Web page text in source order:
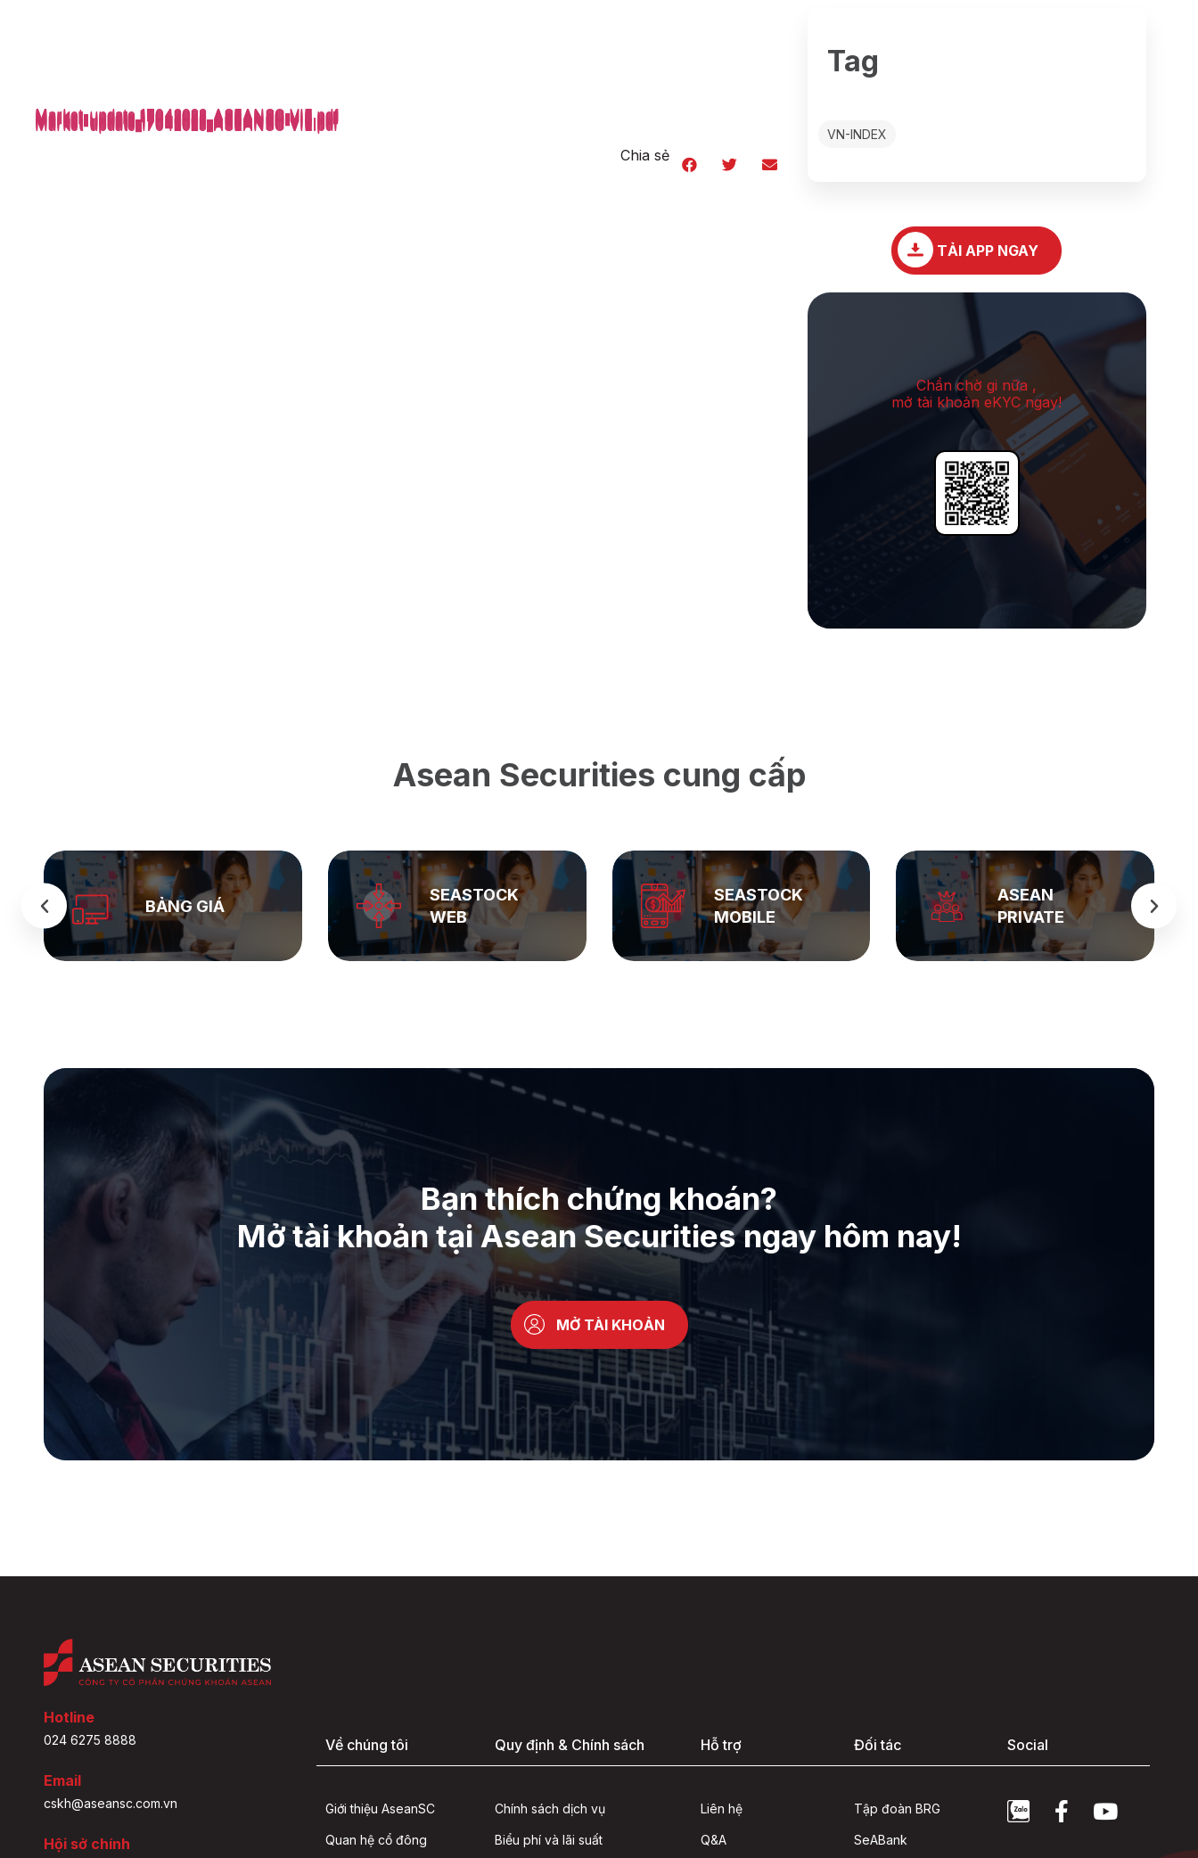
Market-update_17042023_ASEANSC-VIE.pdf
Market-update_17042023_ASEANSC-VIE.pdf
Market-update_17042023_ASEANSC-VIE.pdf
Market-update_17042023_ASEANSC-VIE.pdf
Market-update_17042023_ASEANSC-VIE.pdf
Market-update_17042023_ASEANSC-VIE.pdf
Market-update_17042023_ASEANSC-VIE.pdf
Market-update_17042023_ASEANSC-VIE.pdf
Market-update_17042023_ASEANSC-VIE.pdf
Market-update_17042023_ASEANSC-VIE.pdf
Market-update_17042023_ASEANSC-VIE.pdf
Market-update_17042023_ASEANSC-VIE.pdf
Market-update_17042023_ASEANSC-VIE.pdf
Market-update_17042023_ASEANSC-VIE.pdf
Chia sẻ
Tag
VN-INDEX
TẢI APP NGAY
Chần chờ gi nữa ,
mở tài khoản eKYC ngay!
Asean Securities cung cấp
SEASTOCK
WEB
SEASTOCK
MOBILE
ASEAN
PRIVATE
BẢNG GIÁ
Bạn thích chứng khoán?
Mở tài khoản tại Asean Securities ngay hôm nay!
MỞ TÀI KHOẢN
Hotline
024 6275 8888
Email
cskh@aseansc.com.vn
Hội sở chính
Về chúng tôi
Giới thiệu AseanSC
Quan hệ cổ đông
Quy định & Chính sách
Chính sách dịch vụ
Biểu phí và lãi suất
Hỗ trợ
Liên hệ
Q&A
Đối tác
Tập đoàn BRG
SeABank
Social